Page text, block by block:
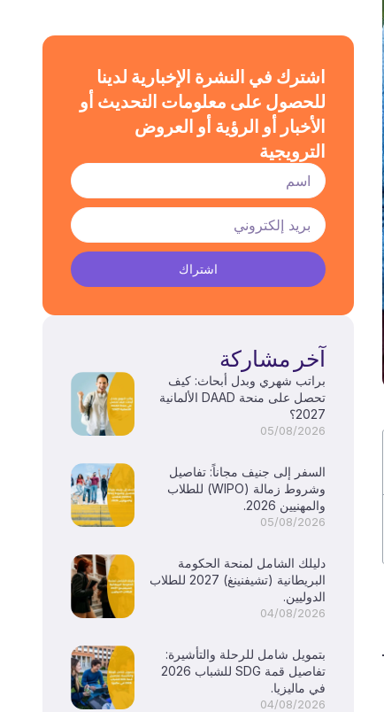
اشترك في النشرة الإخبارية لدينا
للحصول على معلومات التحديث أو
الأخبار أو الرؤية أو العروض
الترويجية
اشتراك
آخر مشاركة
براتب شهري وبدل أبحاث: كيف
تحصل على منحة DAAD الألمانية
2027؟
05/08/2026
السفر إلى جنيف مجاناً: تفاصيل
وشروط زمالة (WIPO) للطلاب
والمهنيين 2026.
05/08/2026
دليلك الشامل لمنحة الحكومة
البريطانية (تشيفنينغ) 2027 للطلاب
الدوليين.
04/08/2026
بتمويل شامل للرحلة والتأشيرة:
تفاصيل قمة SDG للشباب 2026
في ماليزيا.
04/08/2026